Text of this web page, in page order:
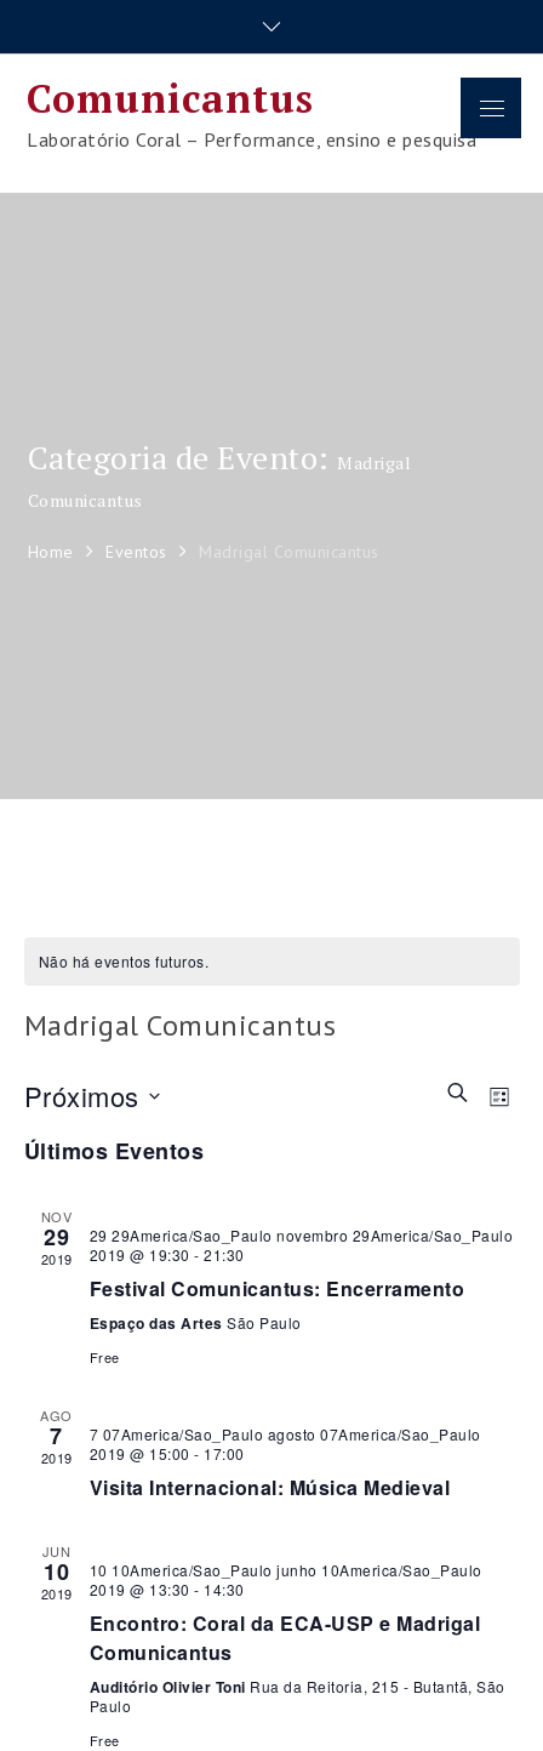
Comunicantus
Laboratório Coral – Performance, ensino e pesquisa
Menu
Categoria de Evento: Madrigal
Comunicantus
Home Eventos Madrigal Comunicantus
Não há eventos futuros.
Madrigal Comunicantus
de
Procurar
Lista
Próximos
a
Últimos Eventos
NOV
29
2019
29 29America/Sao_Paulo novembro 29America/Sao_Paulo
2019 @ 19:30 - 21:30
Festival Comunicantus: Encerramento
Espaço das Artes São Paulo
Free
AGO
7
2019
7 07America/Sao_Paulo agosto 07America/Sao_Paulo
2019 @ 15:00 - 17:00
Visita Internacional: Música Medieval
JUN
10
2019
10 10America/Sao_Paulo junho 10America/Sao_Paulo
2019 @ 13:30 - 14:30
Encontro: Coral da ECA-USP e Madrigal
Comunicantus
Auditório Olivier Toni Rua da Reitoria, 215 - Butantã, São
Paulo
Free